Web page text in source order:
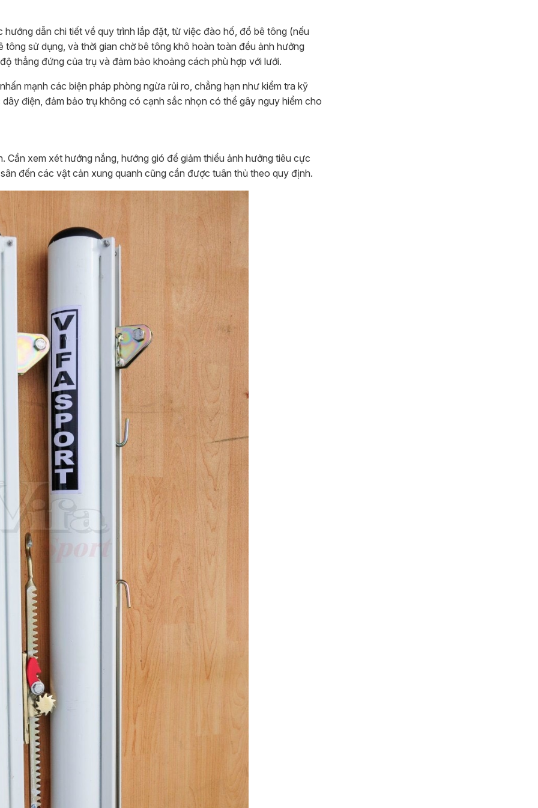
dẫn chi tiết về quy trình lắp đặt, từ việc đào hố, đổ bê tông (nếu
sử dụng, và thời gian chờ bê tông khô hoàn toàn đều ảnh hưởng
thẳng đứng của trụ và đảm bảo khoảng cách phù hợp với lưới.
mạnh các biện pháp phòng ngừa rủi ro, chẳng hạn như kiểm tra kỹ
điện, đảm bảo trụ không có cạnh sắc nhọn có thể gây nguy hiểm cho
Cần xem xét hướng nắng, hướng gió để giảm thiểu ảnh hưởng tiêu cực
đến các vật cản xung quanh cũng cần được tuân thủ theo quy định.